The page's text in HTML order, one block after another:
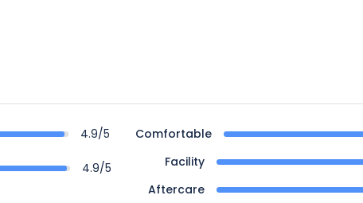
4.9/5 Comfortable
4.9/5 Facility
Aftercare